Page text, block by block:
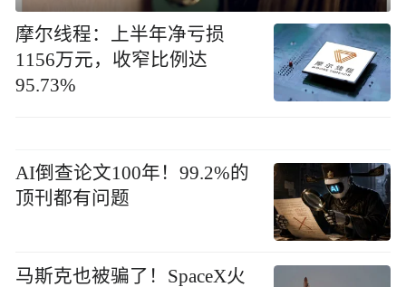
摩尔线程：上半年净亏损
1156万元，收窄比例达
95.73%
AI倒查论文100年！99.2%的
顶刊都有问题
马斯克也被骗了！SpaceX火